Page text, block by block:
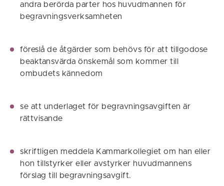
andra berörda parter hos huvudmannen för
begravningsverksamheten
föreslå de åtgärder som behövs för att tillgodose
beaktansvärda önskemål som kommer till
ombudets kännedom
se att underlaget för begravningsavgiften är
rättvisande
skriftligen meddela Kammarkollegiet om han eller
hon tillstyrker eller avstyrker huvudmannens
förslag till begravningsavgift.